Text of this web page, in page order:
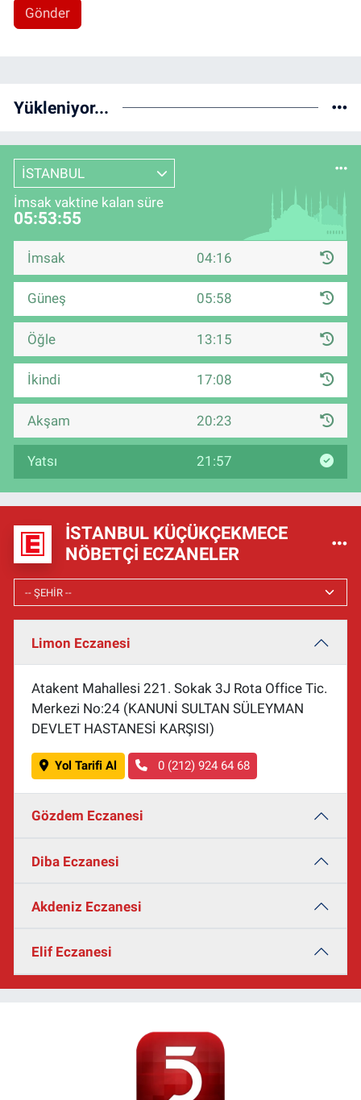
Gönder
Yükleniyor...
İSTANBUL
İmsak vaktine kalan süre
05:53:55
İmsak 04:16
Güneş 05:58
Öğle 13:15
İkindi 17:08
Akşam 20:23
Yatsı 21:57
İSTANBUL KÜÇÜKÇEKMECE
NÖBETÇI ECZANELER
Limon Eczanesi
Atakent Mahallesi 221. Sokak 3J Rota Office Tic.
Merkezi No:24 (KANUNİ SULTAN SÜLEYMAN
DEVLET HASTANESİ KARŞISI)
Yol Tarifi Al 0 (212) 924 64 68
Gözdem Eczanesi
Diba Eczanesi
Akdeniz Eczanesi
Elif Eczanesi